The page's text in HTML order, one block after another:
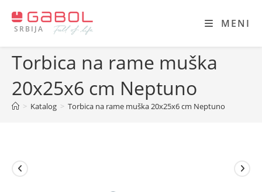
SRBIJA MENI
Torbica na rame muška
20x25x6 cm Neptuno
> Katalog > Torbica na rame muška 20x25x6 cm Neptuno